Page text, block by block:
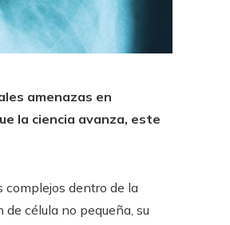
amenazas en
la ciencia avanza, este
complejos dentro de la
célula no pequeña, su